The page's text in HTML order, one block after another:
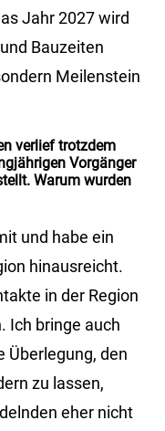
Jahr 2027 wird
Bauzeiten
Meilenstein
verlief trotzdem
Vorgänger
Warum wurden
und habe ein
hinausreicht.
in der Region
Ich bringe auch
Überlegung, den
zu lassen,
eher nicht